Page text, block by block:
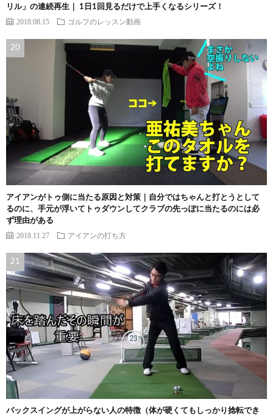
リル」の連続再生｜ 1日1回見るだけで上手くなるシリーズ！
2018.08.15 ゴルフのレッスン動画
アイアンがトゥ側に当たる原因と対策｜自分ではちゃんと打とうとして
るのに、手元が浮いてトゥダウンしてクラブの先っぽに当たるのには必
ず理由がある
2018.11.27 アイアンの打ち方
バックスイングが上がらない人の特徴（体が硬くてもしっかり捻転でき